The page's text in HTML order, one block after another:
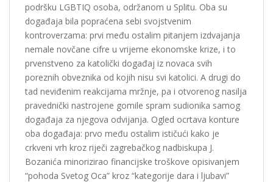
podršku LGBTIQ osoba, održanom u Splitu. Oba su
događaja bila popraćena sebi svojstvenim
kontroverzama: prvi među ostalim pitanjem izdvajanja
nemale novčane cifre u vrijeme ekonomske krize, i to
prvenstveno za katolički događaj iz novaca svih
poreznih obveznika od kojih nisu svi katolici. A drugi do
tad neviđenim reakcijama mržnje, pa i otvorenog nasilja
pravednički nastrojene gomile spram sudionika samog
događaja za njegova odvijanja. Ogled ocrtava konture
oba događaja: prvo među ostalim ističući kako je
crkveni vrh kroz riječi zagrebačkog nadbiskupa J.
Bozanića minorizirao financijske troškove opisivanjem
“pohoda Svetog Oca” kroz “kategorije dara i ljubavi”